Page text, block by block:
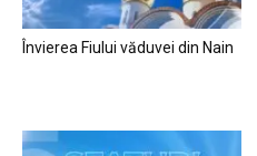
Învierea Fiului văduvei din Nain